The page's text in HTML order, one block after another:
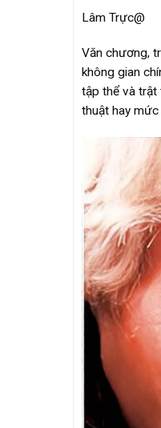
Lâm Trực@
Văn chương,
không gian
tập thể và trật
thuật hay